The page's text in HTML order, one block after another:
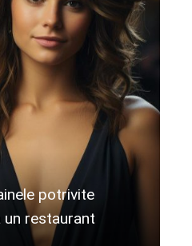
potrivite
un restaurant